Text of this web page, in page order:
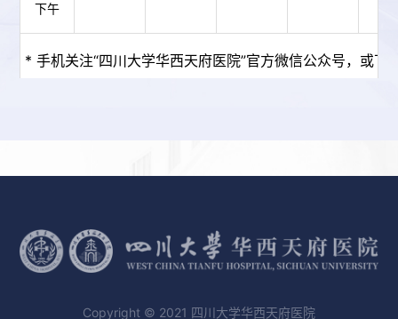
下午
* 手机关注“四川大学华西天府医院”官方微信公众号，或下
Copyright © 2021 四川大学华西天府医院